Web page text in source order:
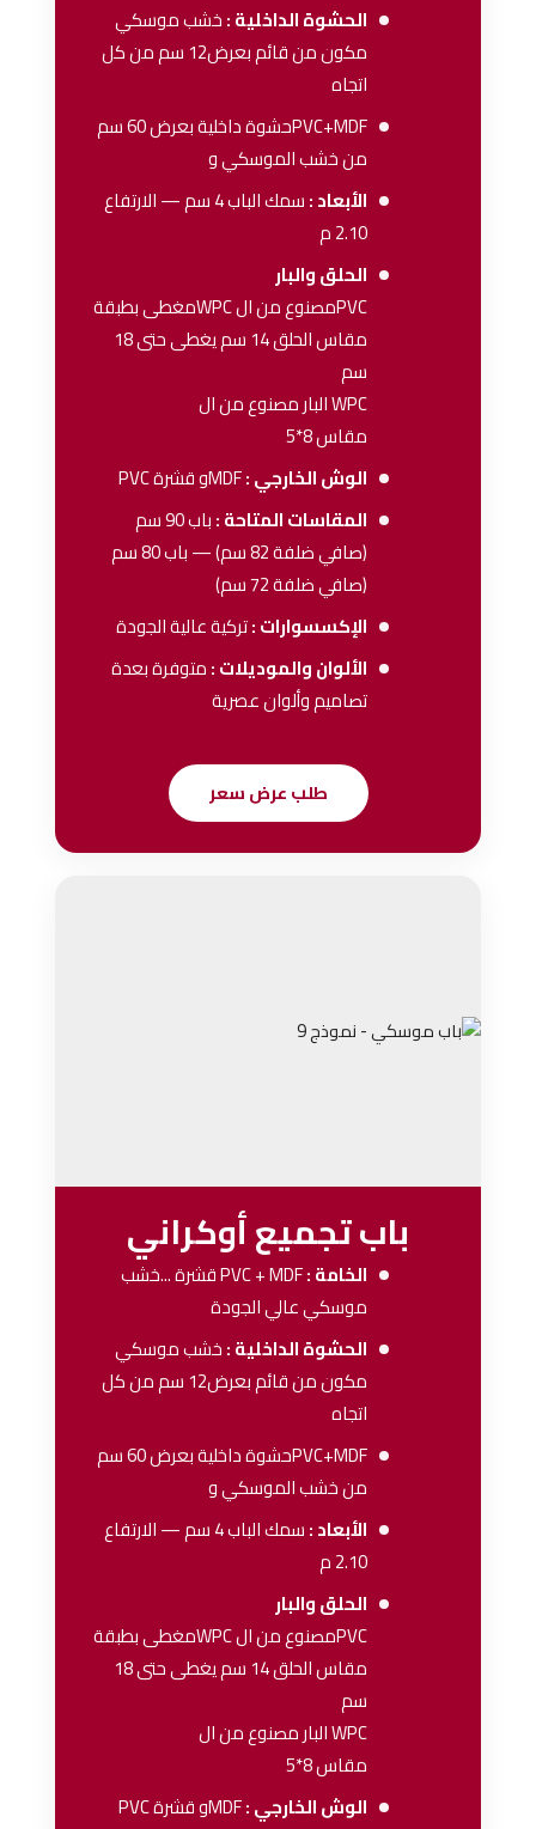
الحشوة الداخلية :خشب موسكي
مكون من قائم بعرض12 سم من كل
اتجاه
PVC+MDFحشوة داخلية بعرض 60 سم
من خشب الموسكي و
الأبعاد :
سمك الباب 4 سم — الارتفاع
2.10 م
الحلق والبار
PVCمصنوع من ال WPCمغطى بطبقة
مقاس الحلق 14 سم يغطى حتى 18
سم
WPC البار مصنوع من ال
مقاس 8*5
الوش الخارجي :
المقاسات المتاحة :
باب 90 سم
(صافي ضلفة 82 سم) — باب 80 سم
(صافي ضلفة 72 سم)
الإكسسوارات :تركية عالية الجودة
الألوان والموديلات :متوفرة بعدة
تصاميم وألوان عصرية
طلب عرض سعر
باب تجميع أوكراني
الخامة :PVC + MDFقشرة ...خشب
موسكي عالي الجودة
الحشوة الداخلية :خشب موسكي
مكون من قائم بعرض12 سم من كل
اتجاه
PVC+MDFحشوة داخلية بعرض 60 سم
من خشب الموسكي و
الأبعاد :
سمك الباب 4 سم — الارتفاع
2.10 م
الحلق والبار
PVCمصنوع من ال WPCمغطى بطبقة
مقاس الحلق 14 سم يغطى حتى 18
سم
WPC البار مصنوع من ال
مقاس 8*5
الوش الخارجي :